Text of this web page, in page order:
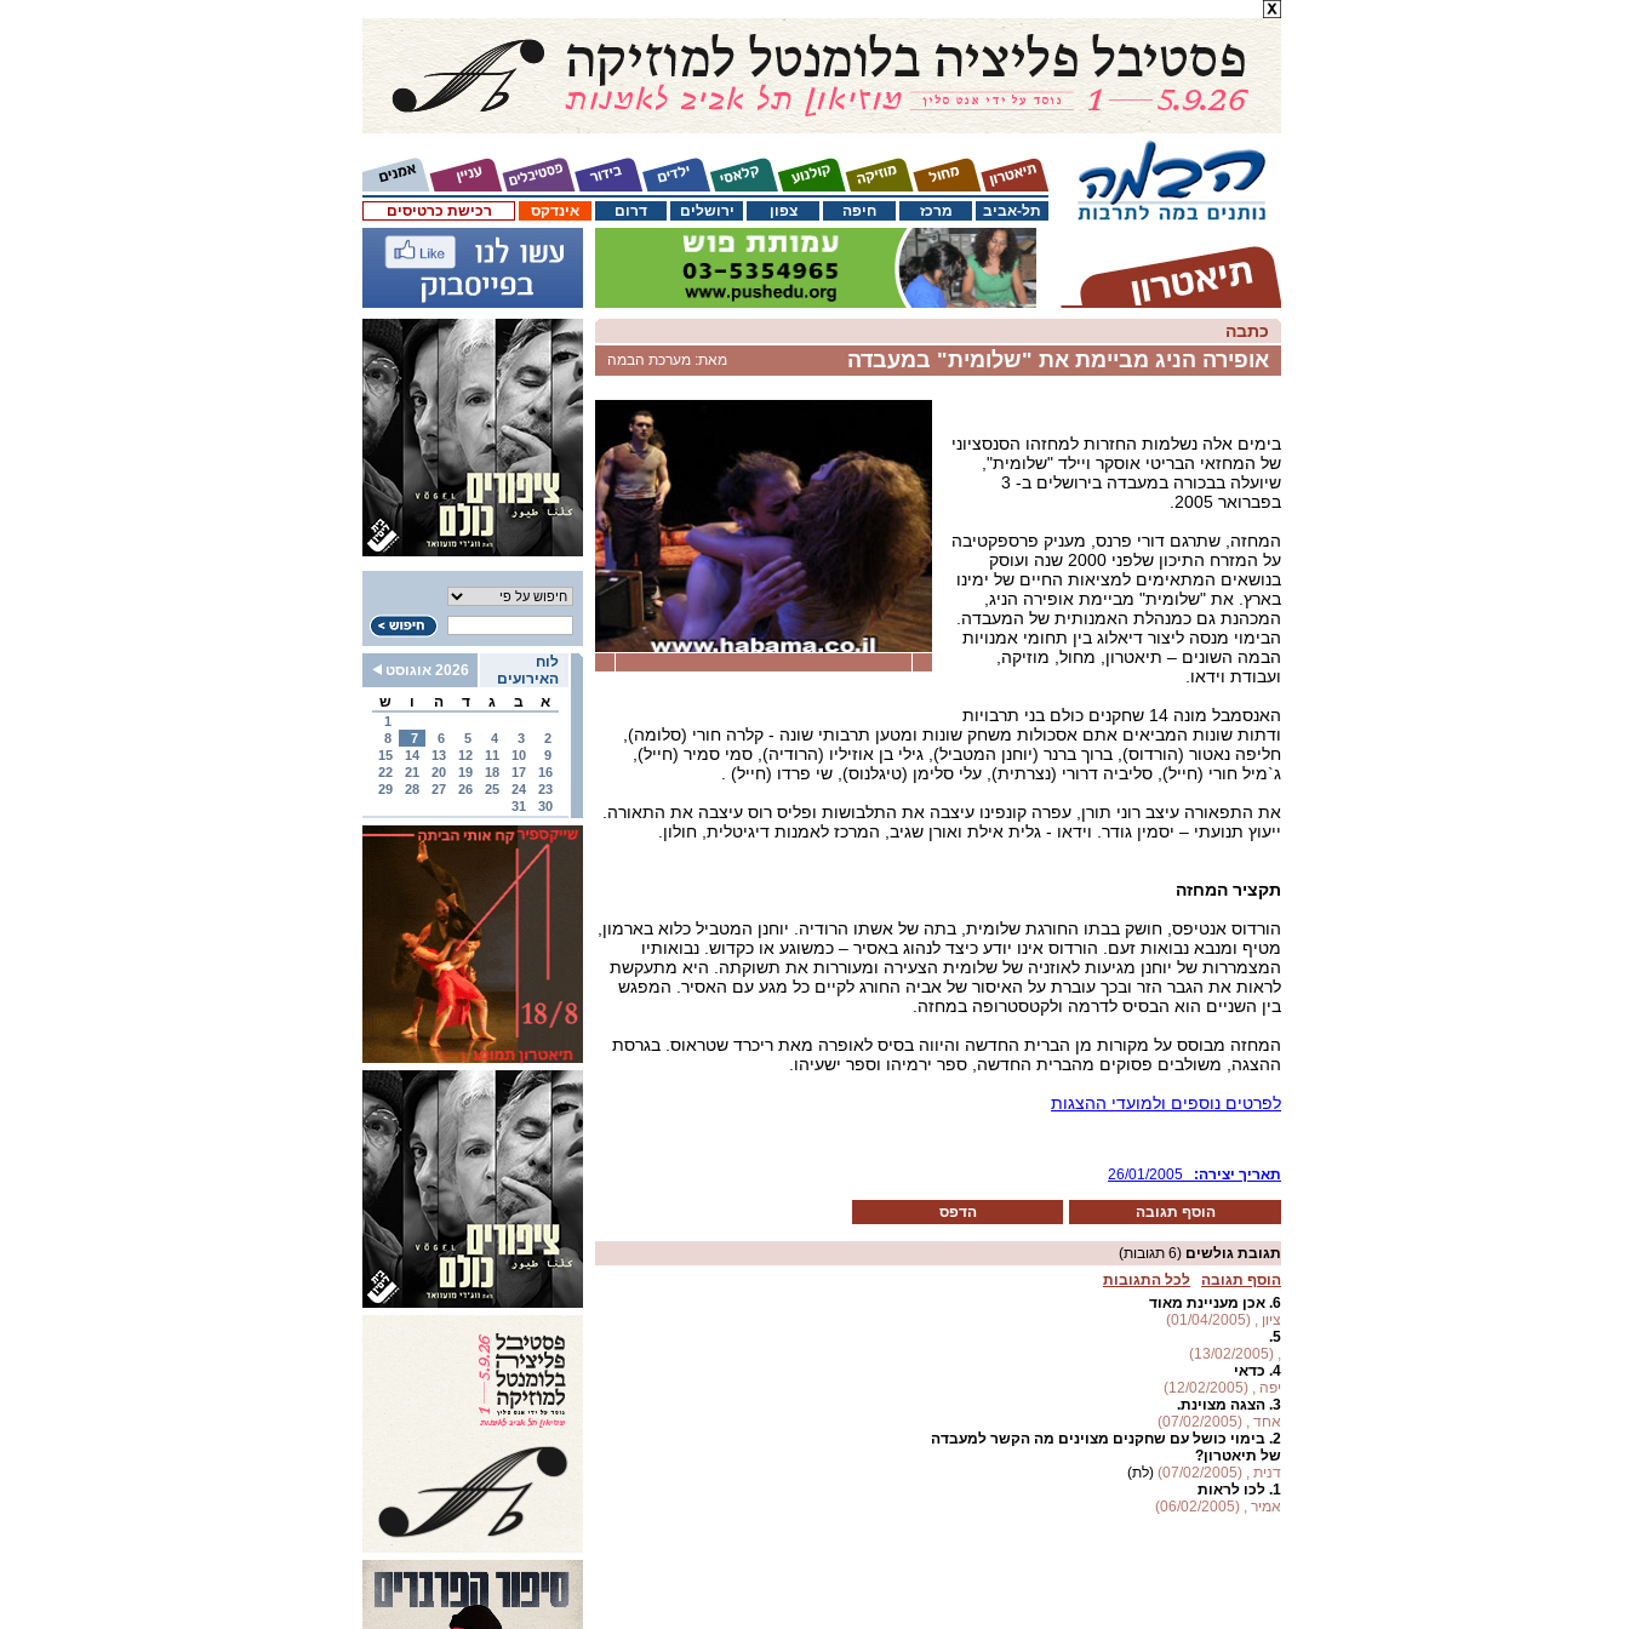
רכישת כרטיסים אינדקס דרום ירושלים צפון חיפה מרכז תל-אביב
לוח
האירועים
2026 אוגוסט
א
ב ג ד ה ו ש
1
2
3
4
5
6
7
8
9
10
11
12
13
14
15
16
17
18
19
20
21
22
23
24
25
26
27
28
29
30
31
כתבה
מאת: מערכת הבמה אופירה הניג מביימת את "שלומית" במעבדה
בימים אלה נשלמות החזרות למחזהו הסנסציוני
של המחזאי הבריטי אוסקר ויילד "שלומית",
שיועלה בבכורה במעבדה בירושלים ב- 3
בפברואר 2005.
המחזה, שתרגם דורי פרנס, מעניק פרספקטיבה
על המזרח התיכון שלפני 2000 שנה ועוסק
בנושאים המתאימים למציאות החיים של ימינו
בארץ. את "שלומית" מביימת אופירה הניג,
המכהנת גם כמנהלת האמנותית של המעבדה.
הבימוי מנסה ליצור דיאלוג בין תחומי אמנויות
הבמה השונים – תיאטרון, מחול, מוזיקה,
ועבודת וידאו.
האנסמבל מונה 14 שחקנים כולם בני תרבויות
ודתות שונות המביאים אתם אסכולות משחק שונות ומטען תרבותי שונה - קלרה חורי (סלומה),
חליפה נאטור (הורדוס), ברוך ברנר (יוחנן המטביל), גילי בן אוזיליו (הרודיה), סמי סמיר (חייל),
ג`מיל חורי (חייל), סליביה דרורי (נצרתית), עלי סלימן (טיגלנוס), שי פרדו (חייל) .
את התפאורה עיצב רוני תורן, עפרה קונפינו עיצבה את התלבושות ופליס רוס עיצבה את התאורה.
ייעוץ תנועתי – יסמין גודר. וידאו - גלית אילת ואורן שגיב, המרכז לאמנות דיגיטלית, חולון.
תקציר המחזה
הורדוס אנטיפס, חושק בבתו החורגת שלומית, בתה של אשתו הרודיה. יוחנן המטביל כלוא בארמון,
מטיף ומנבא נבואות זעם. הורדוס אינו יודע כיצד לנהוג באסיר – כמשוגע או כקדוש. נבואותיו
המצמררות של יוחנן מגיעות לאוזניה של שלומית הצעירה ומעוררות את תשוקתה. היא מתעקשת
לראות את הגבר הזר ובכך עוברת על האיסור של אביה החורג לקיים כל מגע עם האסיר. המפגש
בין השניים הוא הבסיס לדרמה ולקטסטרופה במחזה.
המחזה מבוסס על מקורות מן הברית החדשה והיווה בסיס לאופרה מאת ריכרד שטראוס. בגרסת
ההצגה, משולבים פסוקים מהברית החדשה, ספר ירמיהו וספר ישעיהו.
לפרטים נוספים ולמועדי ההצגות
26/01/2005 :תאריך יצירה
הדפס הוסף תגובה
תגובת גולשים (6 תגובות)
הוסף תגובה
לכל התגובות
6. אכן מעניינת מאוד
ציון , (01/04/2005)
5.
, (13/02/2005)
4. כדאי
יפה , (12/02/2005)
3. הצגה מצוינת.
אחד , (07/02/2005)
2. בימוי כושל עם שחקנים מצוינים מה הקשר למעבדה
של תיאטרון?
דנית , (07/02/2005)
(לת)
1. לכו לראות
אמיר , (06/02/2005)